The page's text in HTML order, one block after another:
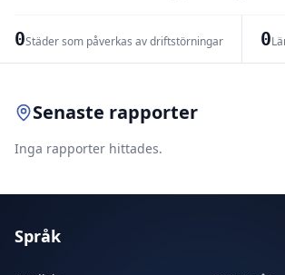
0Städer som påverkas av driftstörningar 0
Senaste rapporter
Inga rapporter hittades.
Språk